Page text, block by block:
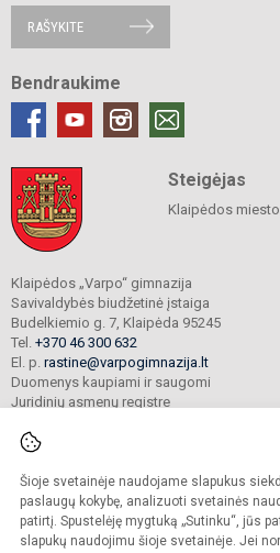
Šioje svetainėje naudojame slapukus
paslaugų kokybę, analizuoti svetainės
patirtį. Spustelėję mygtuką „Sutinku“, jūs
slapukų naudojimu šioje svetainėje. Jei
RAŠYKITE
Bendraukime
Steigėjas
Klaipėdos
Klaipėdos „Varpo“ gimnazija
Savivaldybės biudžetinė įstaiga
Budelkiemio g. 7, Klaipėda 95245
Tel. +370 46 300 632
El. p. rastine@varpogimnazija.lt
Duomenys kaupiami ir saugomi
Juridinių asmenų registre
© 2025. Klaipėdos „Varpo“
Kopijuoti turinį be raštiško įstaigos
Prieinamumo paraiška